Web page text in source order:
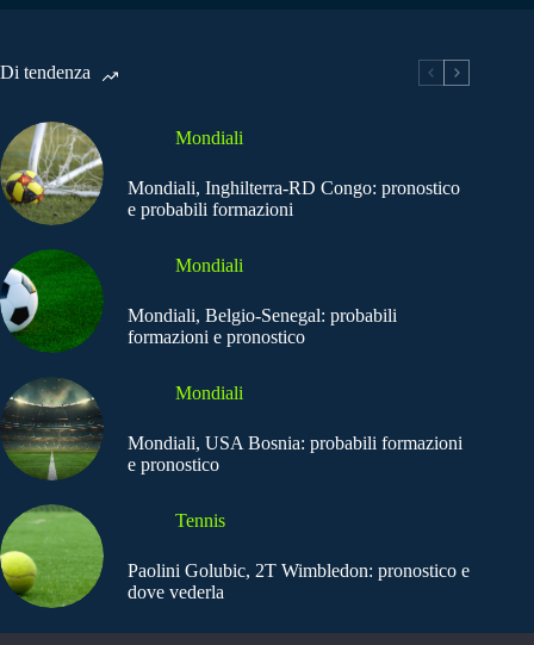
Di tendenza
Mondiali
Mondiali, Inghilterra-RD Congo: pronostico
e probabili formazioni
Mondiali
Mondiali, Belgio-Senegal: probabili
formazioni e pronostico
Mondiali
Mondiali, USA Bosnia: probabili formazioni
e pronostico
Tennis
Paolini Golubic, 2T Wimbledon: pronostico e
dove vederla